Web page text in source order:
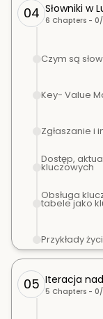
04 Słowniki w
6 Chapters - 0/
Czym są
Key- Value
Zgłaszanie i
Dostęp,
kluczowych
Obsługa
tabele jako
Przykłady
05 Iteracja
5 Chapters - 0/